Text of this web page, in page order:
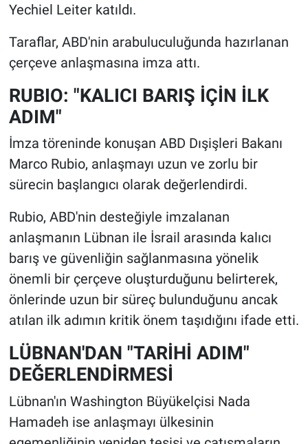
Yechiel Leiter katıldı.
Taraflar, ABD'nin arabuluculuğunda hazırlanan
çerçeve anlaşmasına imza attı.
RUBIO: "KALICI BARIŞ İÇİN İLK
ADIM"
İmza töreninde konuşan ABD Dışişleri Bakanı
Marco Rubio, anlaşmayı uzun ve zorlu bir
sürecin başlangıcı olarak değerlendirdi.
Rubio, ABD'nin desteğiyle imzalanan
anlaşmanın Lübnan ile İsrail arasında kalıcı
barış ve güvenliğin sağlanmasına yönelik
önemli bir çerçeve oluşturduğunu belirterek,
önlerinde uzun bir süreç bulunduğunu ancak
atılan ilk adımın kritik önem taşıdığını ifade etti.
LÜBNAN'DAN "TARİHİ ADIM"
DEĞERLENDİRMESİ
Lübnan'ın Washington Büyükelçisi Nada
Hamadeh ise anlaşmayı ülkesinin